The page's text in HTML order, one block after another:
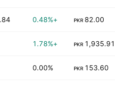
82.00
PKR
+0.48%
K
1,935.91
PKR
+1.78%
153.60
PKR
0.00%